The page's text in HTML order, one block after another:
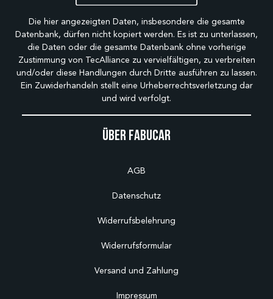
Über Fabucar
AGB
Datenschutz
Widerrufsbelehrung
Widerrufsformular
Versand und Zahlung
Impressum
Die hier angezeigten Daten, insbesondere die gesamte
Datenbank, dürfen nicht kopiert werden. Es ist zu unterlassen,
die Daten oder die gesamte Datenbank ohne vorherige
Zustimmung von TecAlliance zu vervielfältigen, zu verbreiten
und/oder diese Handlungen durch Dritte ausführen zu lassen.
Ein Zuwiderhandeln stellt eine Urheberrechtsverletzung dar
und wird verfolgt.